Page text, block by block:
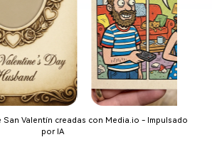
San Valentín creadas con Media.io - Impulsado
por IA